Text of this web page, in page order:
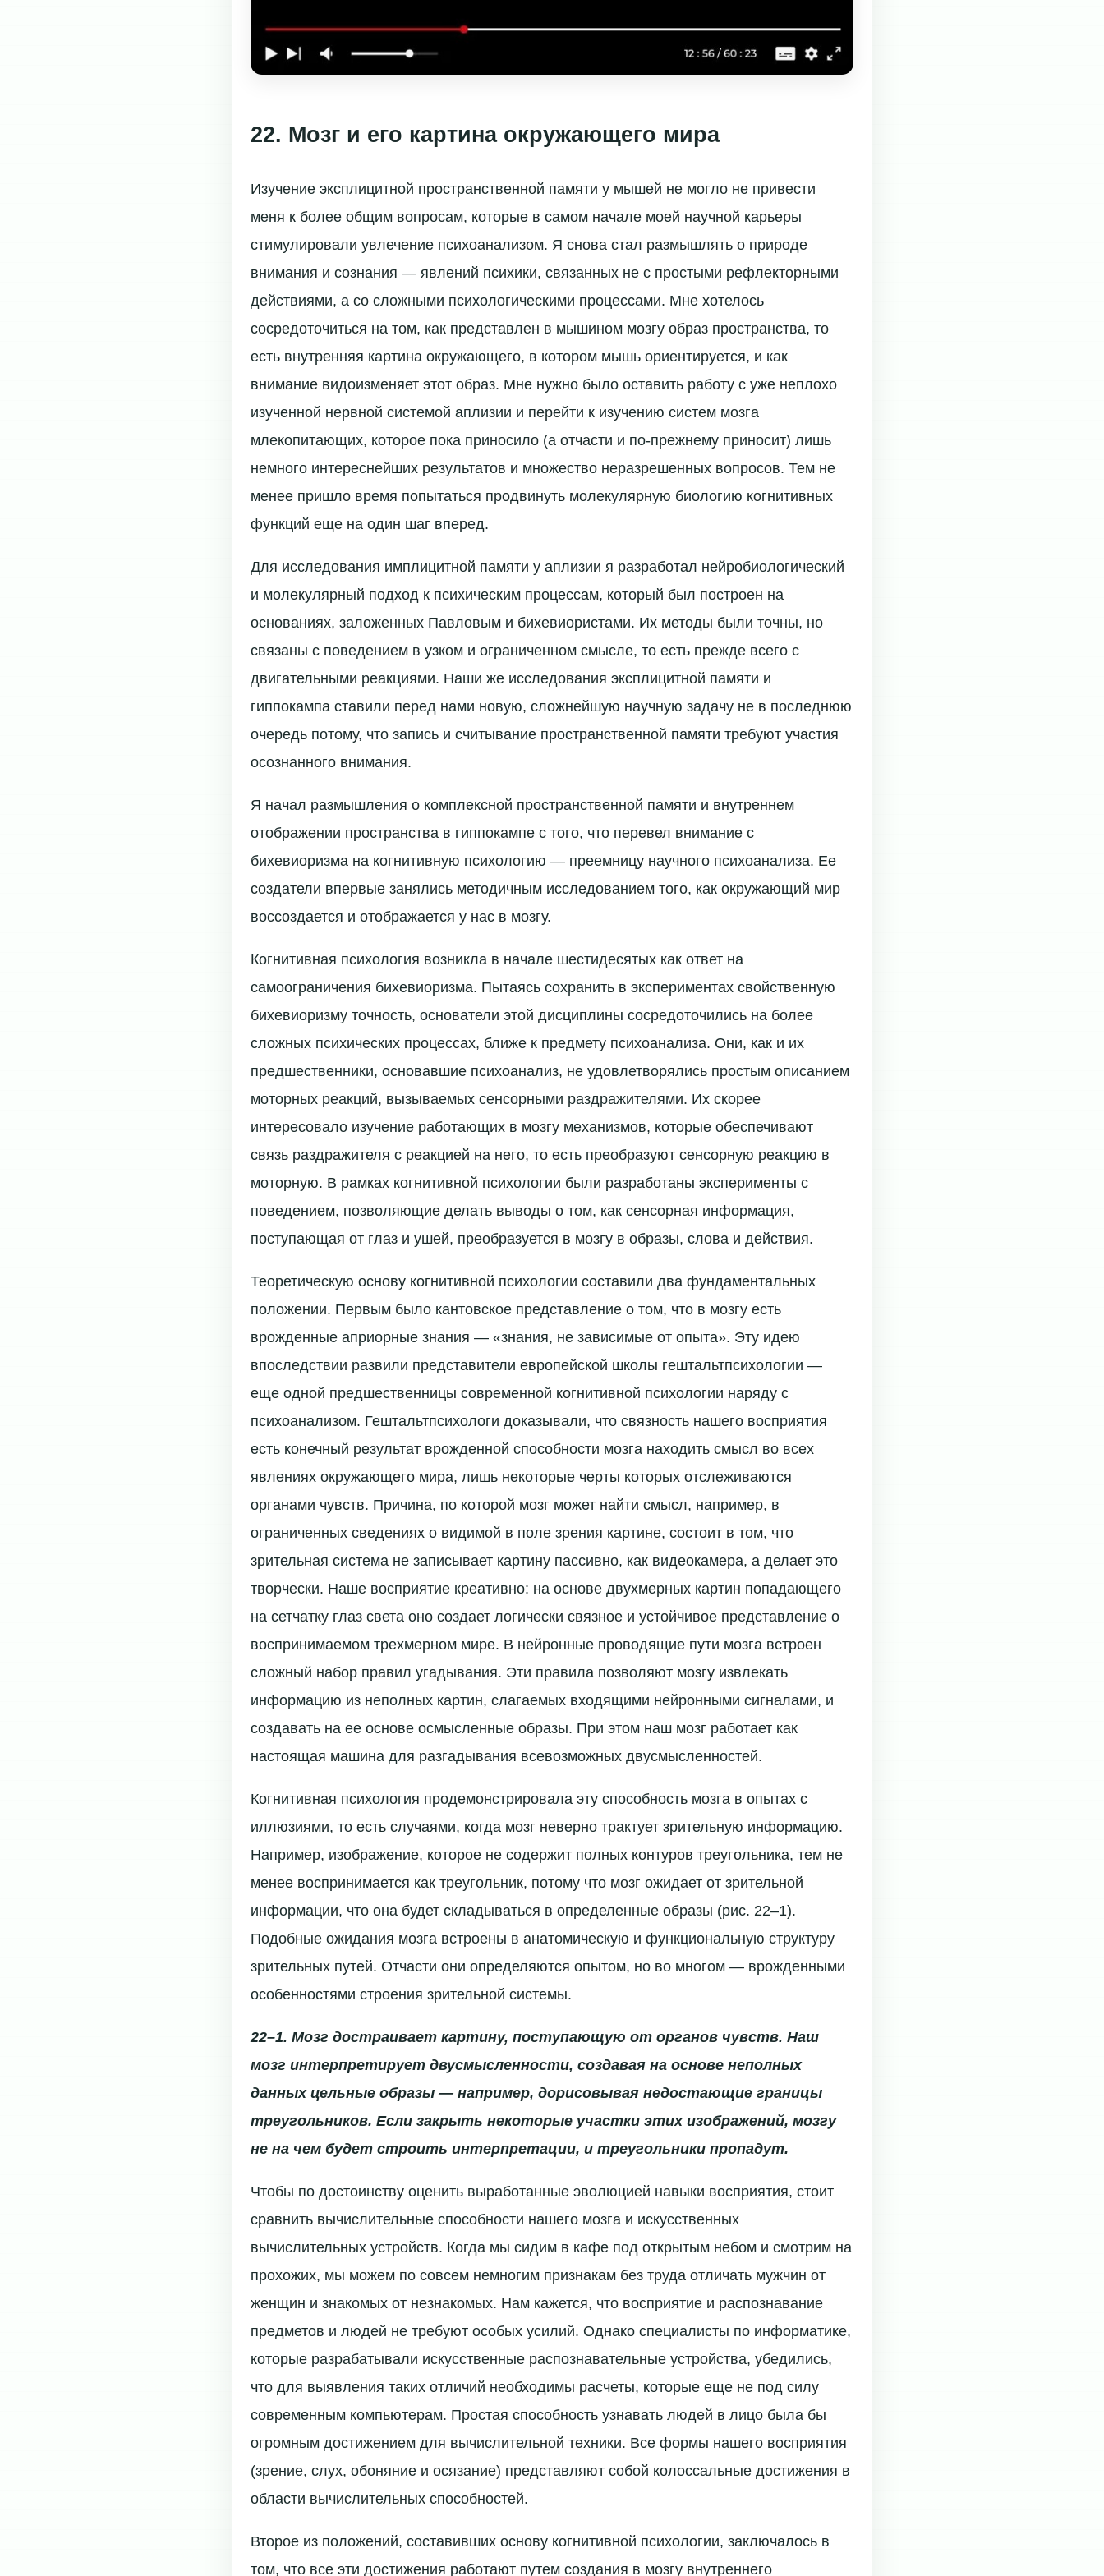
22. Мозг и его картина окружающего мира
Изучение эксплицитной пространственной памяти у мышей не могло не привести
меня к более общим вопросам, которые в самом начале моей научной карьеры
стимулировали увлечение психоанализом. Я снова стал размышлять о природе
внимания и сознания — явлений психики, связанных не с простыми рефлекторными
действиями, а со сложными психологическими процессами. Мне хотелось
сосредоточиться на том, как представлен в мышином мозгу образ пространства, то
есть внутренняя картина окружающего, в котором мышь ориентируется, и как
внимание видоизменяет этот образ. Мне нужно было оставить работу с уже неплохо
изученной нервной системой аплизии и перейти к изучению систем мозга
млекопитающих, которое пока приносило (а отчасти и по-прежнему приносит) лишь
немного интереснейших результатов и множество неразрешенных вопросов. Тем не
менее пришло время попытаться продвинуть молекулярную биологию когнитивных
функций еще на один шаг вперед.
Для исследования имплицитной памяти у аплизии я разработал нейробиологический
и молекулярный подход к психическим процессам, который был построен на
основаниях, заложенных Павловым и бихевиористами. Их методы были точны, но
связаны с поведением в узком и ограниченном смысле, то есть прежде всего с
двигательными реакциями. Наши же исследования эксплицитной памяти и
гиппокампа ставили перед нами новую, сложнейшую научную задачу не в последнюю
очередь потому, что запись и считывание пространственной памяти требуют участия
осознанного внимания.
Я начал размышления о комплексной пространственной памяти и внутреннем
отображении пространства в гиппокампе с того, что перевел внимание с
бихевиоризма на когнитивную психологию — преемницу научного психоанализа. Ее
создатели впервые занялись методичным исследованием того, как окружающий мир
воссоздается и отображается у нас в мозгу.
Когнитивная психология возникла в начале шестидесятых как ответ на
самоограничения бихевиоризма. Пытаясь сохранить в экспериментах свойственную
бихевиоризму точность, основатели этой дисциплины сосредоточились на более
сложных психических процессах, ближе к предмету психоанализа. Они, как и их
предшественники, основавшие психоанализ, не удовлетворялись простым описанием
моторных реакций, вызываемых сенсорными раздражителями. Их скорее
интересовало изучение работающих в мозгу механизмов, которые обеспечивают
связь раздражителя с реакцией на него, то есть преобразуют сенсорную реакцию в
моторную. В рамках когнитивной психологии были разработаны эксперименты с
поведением, позволяющие делать выводы о том, как сенсорная информация,
поступающая от глаз и ушей, преобразуется в мозгу в образы, слова и действия.
Теоретическую основу когнитивной психологии составили два фундаментальных
положении. Первым было кантовское представление о том, что в мозгу есть
врожденные априорные знания — «знания, не зависимые от опыта». Эту идею
впоследствии развили представители европейской школы гештальтпсихологии —
еще одной предшественницы современной когнитивной психологии наряду с
психоанализом. Гештальтпсихологи доказывали, что связность нашего восприятия
есть конечный результат врожденной способности мозга находить смысл во всех
явлениях окружающего мира, лишь некоторые черты которых отслеживаются
органами чувств. Причина, по которой мозг может найти смысл, например, в
ограниченных сведениях о видимой в поле зрения картине, состоит в том, что
зрительная система не записывает картину пассивно, как видеокамера, а делает это
творчески. Наше восприятие креативно: на основе двухмерных картин попадающего
на сетчатку глаз света оно создает логически связное и устойчивое представление о
воспринимаемом трехмерном мире. В нейронные проводящие пути мозга встроен
сложный набор правил угадывания. Эти правила позволяют мозгу извлекать
информацию из неполных картин, слагаемых входящими нейронными сигналами, и
создавать на ее основе осмысленные образы. При этом наш мозг работает как
настоящая машина для разгадывания всевозможных двусмысленностей.
Когнитивная психология продемонстрировала эту способность мозга в опытах с
иллюзиями, то есть случаями, когда мозг неверно трактует зрительную информацию.
Например, изображение, которое не содержит полных контуров треугольника, тем не
менее воспринимается как треугольник, потому что мозг ожидает от зрительной
информации, что она будет складываться в определенные образы (рис. 22–1).
Подобные ожидания мозга встроены в анатомическую и функциональную структуру
зрительных путей. Отчасти они определяются опытом, но во многом — врожденными
особенностями строения зрительной системы.
22–1. Мозг достраивает картину, поступающую от органов чувств. Наш
мозг интерпретирует двусмысленности, создавая на основе неполных
данных цельные образы — например, дорисовывая недостающие границы
треугольников. Если закрыть некоторые участки этих изображений, мозгу
не на чем будет строить интерпретации, и треугольники пропадут.
Чтобы по достоинству оценить выработанные эволюцией навыки восприятия, стоит
сравнить вычислительные способности нашего мозга и искусственных
вычислительных устройств. Когда мы сидим в кафе под открытым небом и смотрим на
прохожих, мы можем по совсем немногим признакам без труда отличать мужчин от
женщин и знакомых от незнакомых. Нам кажется, что восприятие и распознавание
предметов и людей не требуют особых усилий. Однако специалисты по информатике,
которые разрабатывали искусственные распознавательные устройства, убедились,
что для выявления таких отличий необходимы расчеты, которые еще не под силу
современным компьютерам. Простая способность узнавать людей в лицо была бы
огромным достижением для вычислительной техники. Все формы нашего восприятия
(зрение, слух, обоняние и осязание) представляют собой колоссальные достижения в
области вычислительных способностей.
Второе из положений, составивших основу когнитивной психологии, заключалось в
том, что все эти достижения работают путем создания в мозгу внутреннего